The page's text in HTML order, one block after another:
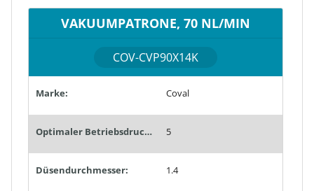
VAKUUMPATRONE, 70 NL/MIN
COV-CVP90X14K
Marke: Coval
Optimaler Betriebsdruck (bar): 5
Düsendurchmesser: 1.4